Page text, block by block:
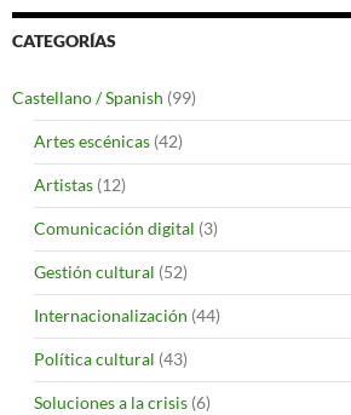
CATEGORÍAS
Castellano / Spanish (99)
Artes escénicas (42)
Artistas (12)
Comunicación digital (3)
Gestión cultural (52)
Internacionalización (44)
Política cultural (43)
Soluciones a la crisis (6)